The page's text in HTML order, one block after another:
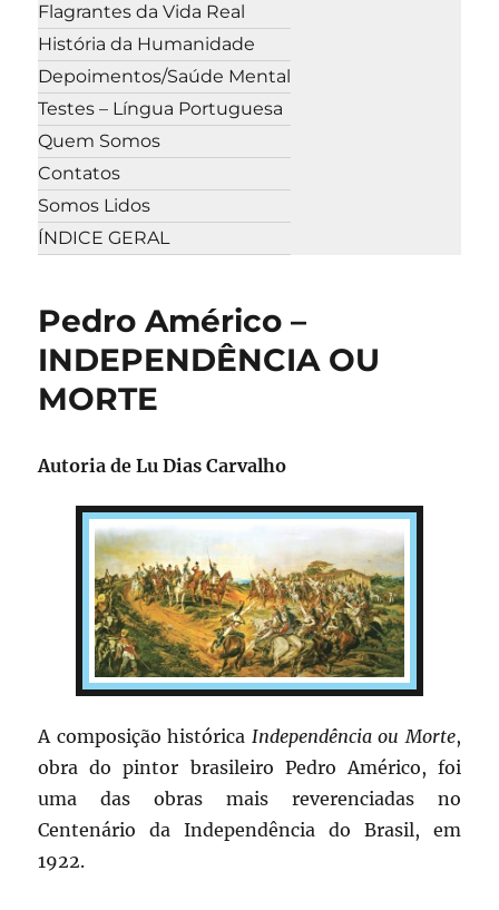
Flagrantes da Vida Real
História da Humanidade
Depoimentos/Saúde Mental
Testes – Língua Portuguesa
Quem Somos
Contatos
Somos Lidos
ÍNDICE GERAL
Pedro Américo –
INDEPENDÊNCIA OU
MORTE
Autoria de Lu Dias Carvalho
A composição histórica Independência ou Morte,
obra do pintor brasileiro Pedro Américo, foi
uma das obras mais reverenciadas no
Centenário da Independência do Brasil, em
1922.